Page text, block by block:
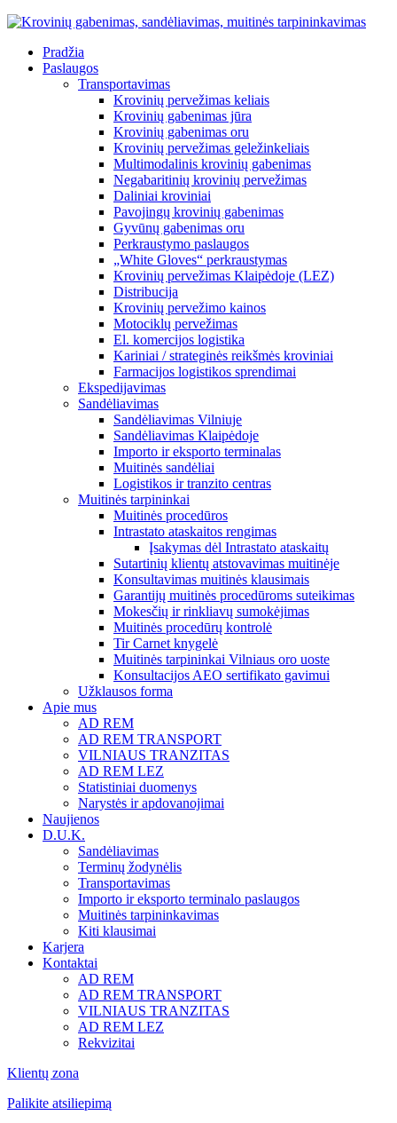
Pradžia
Paslaugos
Transportavimas
Krovinių pervežimas keliais
Krovinių gabenimas jūra
Krovinių gabenimas oru
Krovinių pervežimas geležinkeliais
Multimodalinis krovinių gabenimas
Negabaritinių krovinių pervežimas
Daliniai kroviniai
Pavojingų krovinių gabenimas
Gyvūnų gabenimas oru
Perkraustymo paslaugos
„White Gloves“ perkraustymas
Krovinių pervežimas Klaipėdoje (LEZ)
Distribucija
Krovinių pervežimo kainos
Motociklų pervežimas
El. komercijos logistika
Kariniai / strateginės reikšmės kroviniai
Farmacijos logistikos sprendimai
Ekspedijavimas
Sandėliavimas
Sandėliavimas Vilniuje
Sandėliavimas Klaipėdoje
Importo ir eksporto terminalas
Muitinės sandėliai
Logistikos ir tranzito centras
Muitinės tarpininkai
Muitinės procedūros
Intrastato ataskaitos rengimas
Įsakymas dėl Intrastato ataskaitų
Sutartinių klientų atstovavimas muitinėje
Konsultavimas muitinės klausimais
Garantijų muitinės procedūroms suteikimas
Mokesčių ir rinkliavų sumokėjimas
Muitinės procedūrų kontrolė
Tir Carnet knygelė
Muitinės tarpininkai Vilniaus oro uoste
Konsultacijos AEO sertifikato gavimui
Užklausos forma
Apie mus
AD REM
AD REM TRANSPORT
VILNIAUS TRANZITAS
AD REM LEZ
Statistiniai duomenys
Narystės ir apdovanojimai
Naujienos
D.U.K.
Sandėliavimas
Terminų žodynėlis
Transportavimas
Importo ir eksporto terminalo paslaugos
Muitinės tarpininkavimas
Kiti klausimai
Karjera
Kontaktai
AD REM
AD REM TRANSPORT
VILNIAUS TRANZITAS
AD REM LEZ
Rekvizitai
Klientų zona
Palikite atsiliepimą